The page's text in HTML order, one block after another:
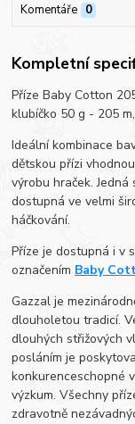
Komentáře 0
Kompletní
Příze Baby Cotton
klubíčko 50 g - 205
Ideální kombinace
dětskou přízi
výrobu hraček.
dostupná ve velmi
háčkování.
Příze je dostupná i v
označením Baby
Gazzal je
dlouholetou tradicí.
dlouhých střižových
posláním je
konkurenceschopné
výzkum. Všechny
zdravotně